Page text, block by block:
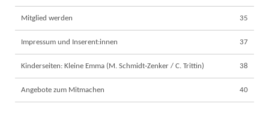
Mitglied werden 35
Impressum und Inserent:innen 37
Kinderseiten: Kleine Emma (M. Schmidt‐Zenker / C. Trittin) 38
Angebote zum Mitmachen 40